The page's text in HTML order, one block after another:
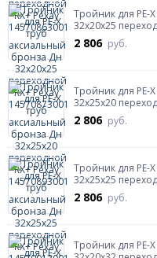
Тройник для PE-
32х20х25
2 806 руб.
Тройник для PE-
32х25х20
2 806 руб.
Тройник для PE-
32х25х25
2 806 руб.
Тройник для PE-